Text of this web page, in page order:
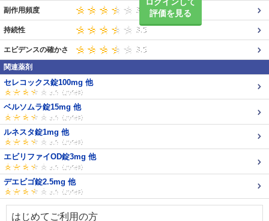
評価を見る
副作用頻度
持続性
エビデンスの確かさ
関連薬剤
セレコックス錠100mg 他
ベルソムラ錠15mg 他
ルネスタ錠1mg 他
エビリファイOD錠3mg 他
デエビゴ錠2.5mg 他
はじめてご利用の方